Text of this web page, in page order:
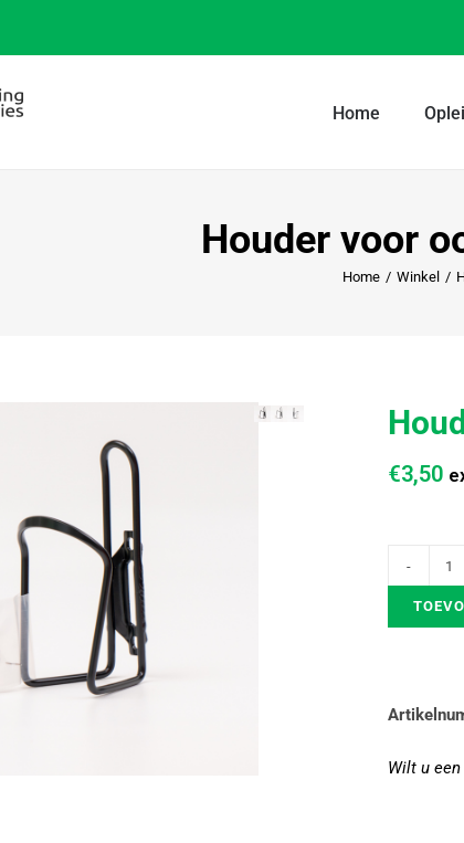
Home
Houder voor
Home / Winkel /
€3,50
Wilt u